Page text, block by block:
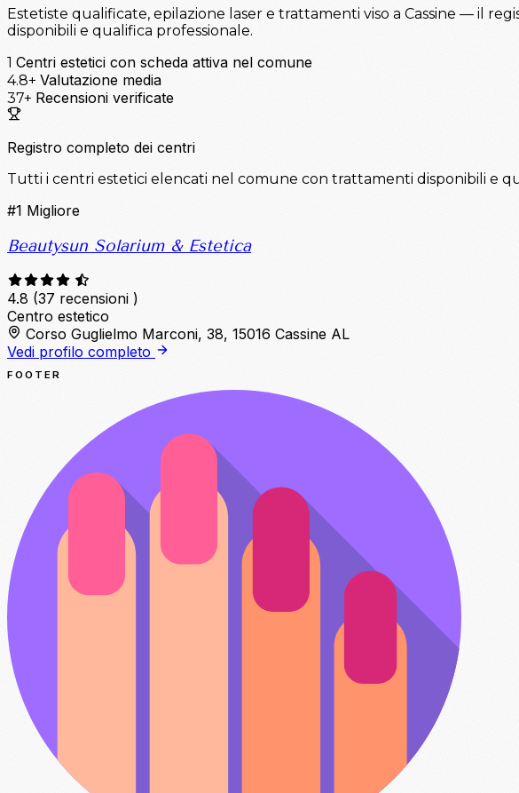
Estetiste qualificate, epilazione laser e trattamenti viso a Cassine — il
disponibili e qualifica professionale.
1 Centri estetici con scheda attiva nel comune
4.8+ Valutazione media
37+ Recensioni verificate
Registro completo dei centri
Tutti i centri estetici elencati nel comune con trattamenti disponibili e
#1 Migliore
Beautysun Solarium & Estetica
4.8 (37 recensioni )
Centro estetico
Corso Guglielmo Marconi, 38, 15016 Cassine AL
Vedi profilo completo
FOOTER